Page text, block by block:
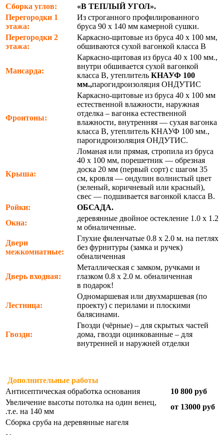
Сборка углов:
«В ТЕПЛЫЙ УГОЛ».
Перегородки 1
этажа:
Из строганного профилированного
бруса 90 х 140 мм камерной сушки.
Перегородки 2
этажа:
Каркасно-щитовые из бруса 40 х 100 мм,
обшиваются сухой вагонкой класса В
Мансарда:
Каркасно-щитовая из бруса 40 х 100 мм.,
внутри обшивается сухой вагонкой
класса В, утеплитель КНАУФ 100
мм.,парогидроизоляция ОНДУТИС
Фронтоны:
Каркасно-щитовые из бруса 40 х 100 мм
естественной влажности, наружная
отделка – вагонка естественной
влажности, внутренняя — сухая вагонка
класса В, утеплитель КНАУФ 100 мм.,
парогидроизоляция ОНДУТИС.
Крыша:
Ломаная или прямая, стропила из бруса
40 х 100 мм, порешетник — обрезная
доска 20 мм (первый сорт) с шагом 35
см, кровля — ондулин волнистый цвет
(зеленый, коричневый или красный),
свес — подшивается вагонкой класса В.
Ройки:
ОБСАДА.
Окна:
деревянные двойное остекление 1.0 х 1.2
м обналиченные.
Двери
межкомнатные:
Глухие филенчатые 0.8 х 2.0 м. на петлях
без фурнитуры (замка и ручек)
обналиченная
Дверь входная:
Металлическая с замком, ручками и
глазком 0.8 х 2.0 м. обналиченная
в подарок!
Лестница:
Одномаршевая или двухмаршевая (по
проекту) с перилами и плоскими
балясинами.
Гвозди:
Гвозди (чёрные) – для скрытых частей
дома, гвозди оцинкованные – для
внутренней и наружней отделки
Дополнительные работы
Антисептическая обработка основания
10 800 руб
Увеличение высоты потолка на один венец,
.т.е. на 140 мм
от 13000 руб
Сборка сруба на деревянные нагеля